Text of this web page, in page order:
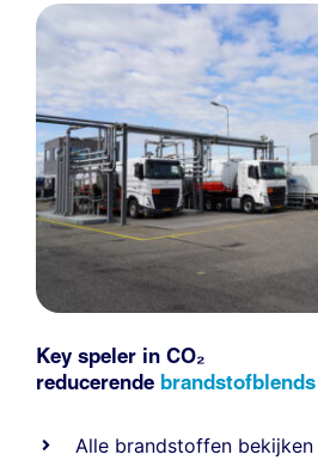
Key speler in CO₂
reducerende brandstofblends
Alle brandstoffen bekijken